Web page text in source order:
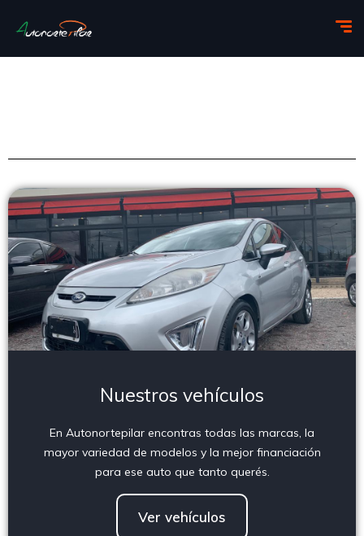
Nuestros vehículos
En Autonortepilar encontras todas las marcas, la
mayor variedad de modelos y la mejor financiación
para ese auto que tanto querés.
Ver vehículos